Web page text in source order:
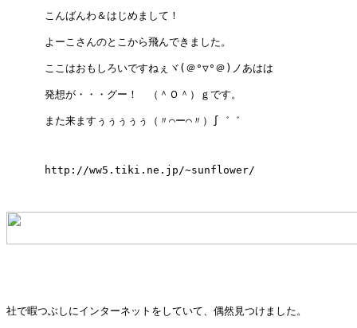
      こんばんわ＆はじめまして！
      よーこさんのとこから飛んできました。
      ここはおもしろいですねぇヾ(＠°▽°＠)ノあはは
      発想が・・・グー！　（＾Ｏ＾）ｇです。
      また来ますぅぅぅぅぅ（〃⌒ー⌒〃）∫゛゛
      http://ww5.tiki.ne.jp/~sunflower/
社で暇つぶしにインターネットをしていて、偶然見つけました。